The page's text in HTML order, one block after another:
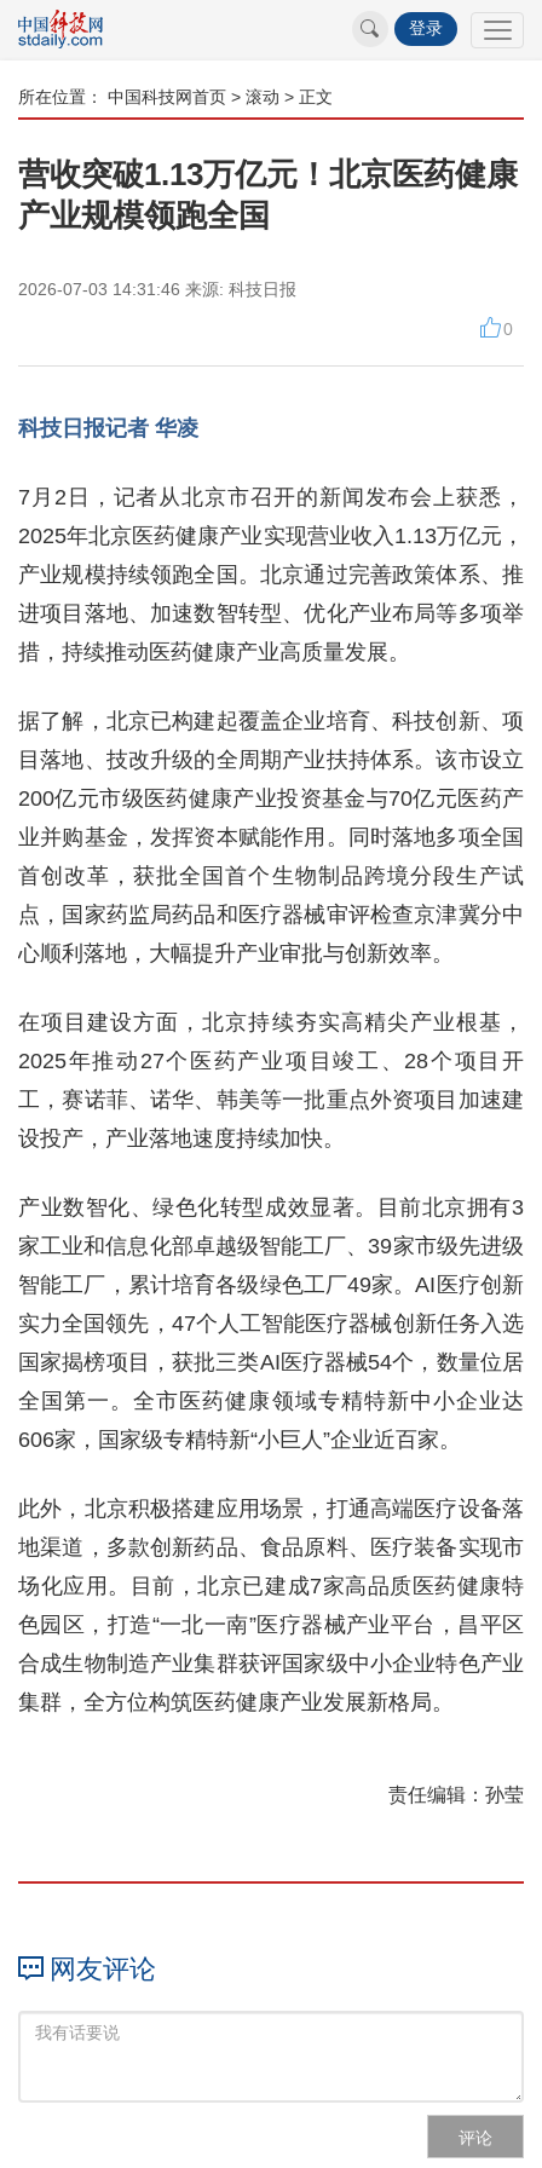
登录
所在位置： 中国科技网首页 > 滚动 > 正文
营收突破1.13万亿元！北京医药健康
产业规模领跑全国
2026-07-03 14:31:46 来源: 科技日报
0
科技日报记者 华凌
7月2日，记者从北京市召开的新闻发布会上获悉，
2025年北京医药健康产业实现营业收入1.13万亿元，
产业规模持续领跑全国。北京通过完善政策体系、推
进项目落地、加速数智转型、优化产业布局等多项举
措，持续推动医药健康产业高质量发展。
据了解，北京已构建起覆盖企业培育、科技创新、项
目落地、技改升级的全周期产业扶持体系。该市设立
200亿元市级医药健康产业投资基金与70亿元医药产
业并购基金，发挥资本赋能作用。同时落地多项全国
首创改革，获批全国首个生物制品跨境分段生产试
点，国家药监局药品和医疗器械审评检查京津冀分中
心顺利落地，大幅提升产业审批与创新效率。
在项目建设方面，北京持续夯实高精尖产业根基，
2025年推动27个医药产业项目竣工、28个项目开
工，赛诺菲、诺华、韩美等一批重点外资项目加速建
设投产，产业落地速度持续加快。
产业数智化、绿色化转型成效显著。目前北京拥有3
家工业和信息化部卓越级智能工厂、39家市级先进级
智能工厂，累计培育各级绿色工厂49家。AI医疗创新
实力全国领先，47个人工智能医疗器械创新任务入选
国家揭榜项目，获批三类AI医疗器械54个，数量位居
全国第一。全市医药健康领域专精特新中小企业达
606家，国家级专精特新“小巨人”企业近百家。
此外，北京积极搭建应用场景，打通高端医疗设备落
地渠道，多款创新药品、食品原料、医疗装备实现市
场化应用。目前，北京已建成7家高品质医药健康特
色园区，打造“一北一南”医疗器械产业平台，昌平区
合成生物制造产业集群获评国家级中小企业特色产业
集群，全方位构筑医药健康产业发展新格局。
责任编辑：孙莹
网友评论
评论